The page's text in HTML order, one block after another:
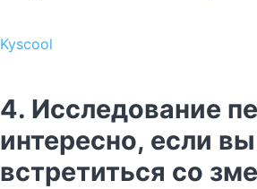
Kyscool
4. Исследование
интересно, если
встретиться со